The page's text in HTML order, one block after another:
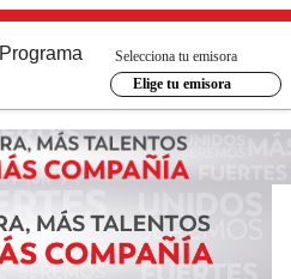
Programa
Selecciona tu emisora
Elige tu emisora